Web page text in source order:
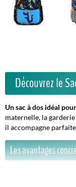
Découvrez le
Un sac à dos idéal
maternelle, la
il accompagne
Les avantages
Design unique et